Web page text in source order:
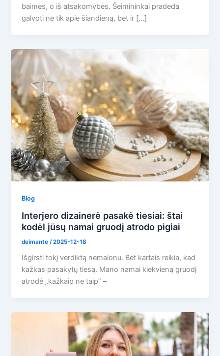
baimės, o iš atsakomybės. Šeimininkai pradeda
galvoti ne tik apie šiandieną, bet ir […]
Blog
Interjero dizainerė pasakė tiesiai: štai
kodėl jūsų namai gruodį atrodo pigiai
deimante /2025-12-18
Išgirsti tokį verdiktą nemalonu. Bet kartais reikia, kad
kažkas pasakytų tiesą. Mano namai kiekvieną gruodį
atrodė „kažkaip ne taip” –